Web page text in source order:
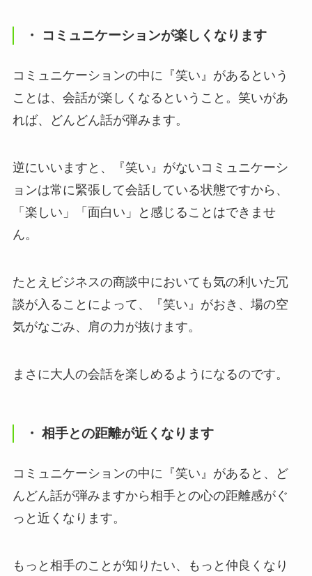
・ コミュニケーションが楽しくなります
コミュニケーションの中に『笑い』があるという
ことは、会話が楽しくなるということ。笑いがあ
れば、どんどん話が弾みます。
逆にいいますと、『笑い』がないコミュニケーシ
ョンは常に緊張して会話している状態ですから、
「楽しい」「面白い」と感じることはできませ
ん。
たとえビジネスの商談中においても気の利いた冗
談が入ることによって、『笑い』がおき、場の空
気がなごみ、肩の力が抜けます。
まさに大人の会話を楽しめるようになるのです。
・ 相手との距離が近くなります
コミュニケーションの中に『笑い』があると、ど
んどん話が弾みますから相手との心の距離感がぐ
っと近くなります。
もっと相手のことが知りたい、もっと仲良くなり